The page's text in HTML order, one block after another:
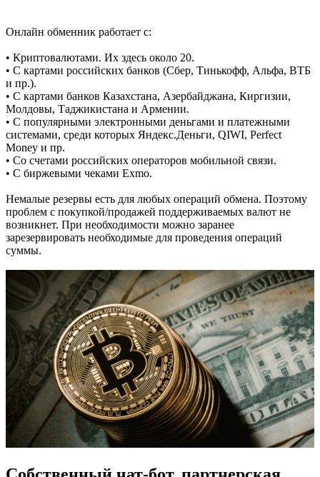
Онлайн обменник работает с:
• Криптовалютами. Их здесь около 20.
• С картами российских банков (Сбер, Тинькофф, Альфа, ВТБ
и пр.).
• С картами банков Казахстана, Азербайджана, Киргизии,
Молдовы, Таджикистана и Армении.
• С популярными электронными деньгами и платежными
системами, среди которых Яндекс.Деньги, QIWI, Perfect
Money и пр.
• Со счетами российских операторов мобильной связи.
• С биржевыми чеками Exmo.
Немалые резервы есть для любых операций обмена. Поэтому
проблем с покупкой/продажей поддерживаемых валют не
возникнет. При необходимости можно заранее
зарезервировать необходимые для проведения операций
суммы.